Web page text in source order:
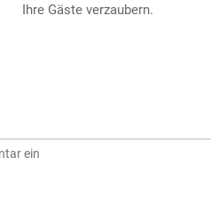
Ihre Gäste verzaubern.